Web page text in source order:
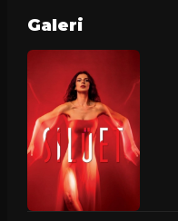
Galeri